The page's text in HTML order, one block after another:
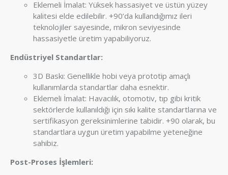
Eklemeli İmalat: Yüksek hassasiyet ve üstün yüzey
kalitesi elde edilebilir. +90’da kullandığımız ileri
teknolojiler sayesinde, mikron seviyesinde
hassasiyetle üretim yapabiliyoruz.
Endüstriyel Standartlar:
3D Baskı: Genellikle hobi veya prototip amaçlı
kullanımlarda standartlar daha esnektir.
Eklemeli İmalat: Havacılık, otomotiv, tıp gibi kritik
sektörlerde kullanıldığı için sıkı kalite standartlarına ve
sertifikasyon gereksinimlerine tabidir. +90 olarak, bu
standartlara uygun üretim yapabilme yeteneğine
sahibiz.
Post-Proses İşlemleri: